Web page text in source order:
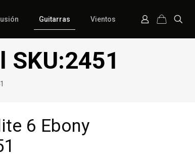
Guitarras Vientos
SKU:2451
6 Ebony